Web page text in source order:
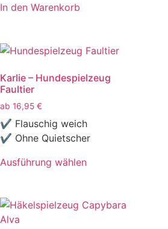
In den Warenkorb
Karlie – Hundespielzeug
Faultier
ab 16,95 €
✔ Flauschig weich
✔ Ohne Quietscher
Ausführung wählen